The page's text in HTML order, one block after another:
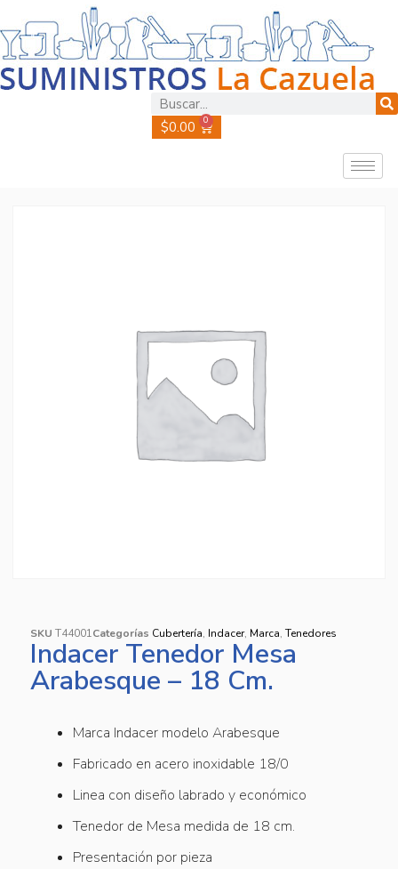
$0.00 0
SKU T44001Categorías Cubertería, Indacer, Marca, Tenedores
Indacer Tenedor Mesa
Arabesque – 18 Cm.
Marca Indacer modelo Arabesque
Fabricado en acero inoxidable 18/0
Linea con diseño labrado y económico
Tenedor de Mesa medida de 18 cm.
Presentación por pieza